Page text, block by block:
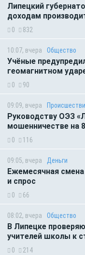
Липецкий
доходам
0 832
10:07, вчера Общество
Учёные
геомагнитном
0 90
09:09, вчера
Руководству ОЭЗ
мошенничестве на
0 116
09:05, вчера Деньги
Ежемесячная
и спрос
0 66
08:02, вчера Общество
В Липецке
учителей школы к
0 214